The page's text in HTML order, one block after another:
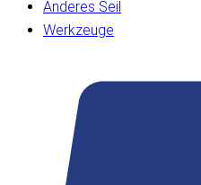
Anderes Seil
Werkzeuge